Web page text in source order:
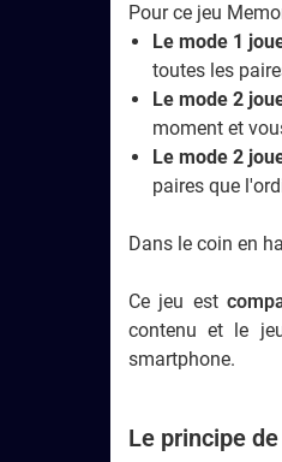
Pour ce jeu
Le mode 1
toutes les
Le mode 2
moment et
Le mode 2
paires que
Dans le coin en
Ce jeu est
contenu et le
smartphone.
Le principe